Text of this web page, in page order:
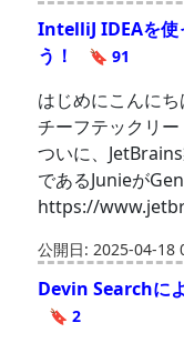
IntelliJ IDEAを使
う！
🔖 91
はじめにこんに
チーフテックリ
ついに、
であるJunieが
https://
公開日: 2025-04-18
Devin Searchに
🔖 2